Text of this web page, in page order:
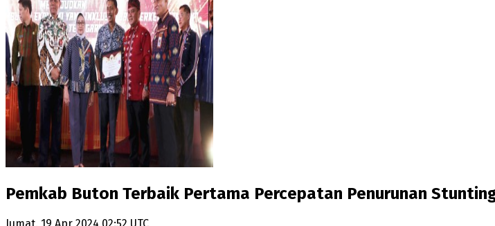
Pemkab Buton Terbaik Pertama Percepatan Penurunan